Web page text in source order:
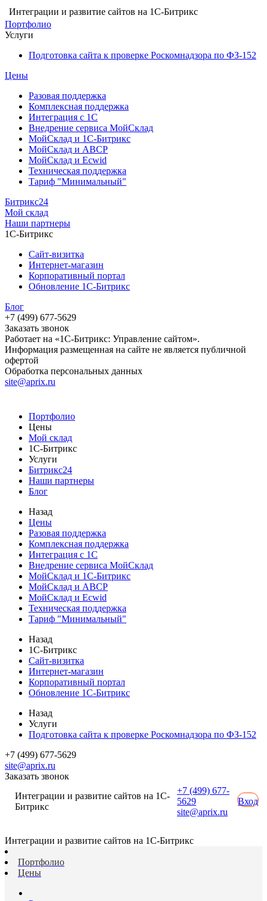
Интеграции и развитие сайтов на 1С-Битрикс
Портфолио
Услуги
Подготовка сайта к проверке Роскомнадзора по ФЗ-152
Цены
Разовая поддержка
Комплексная поддержка
Интеграция с 1С
Внедрение сервиса МойСклад
МойСклад и 1С-Битрикс
МойСклад и ABCP
МойСклад и Ecwid
Техническая поддержка
Тариф "Минимальный"
Битрикс24
Мой склад
Наши партнеры
1С-Битрикс
Сайт-визитка
Интернет-магазин
Корпоративный портал
Обновление 1С-Битрикс
Блог
+7 (499) 677-5629
Заказать звонок
Работает на «1С-Битрикс: Управление сайтом».
Информация размещенная на сайте не является публичной
офертой
Обработка персональных данных
site@aprix.ru
Портфолио
Цены
Мой склад
1С-Битрикс
Услуги
Битрикс24
Наши партнеры
Блог
Назад
Цены
Разовая поддержка
Комплексная поддержка
Интеграция с 1С
Внедрение сервиса МойСклад
МойСклад и 1С-Битрикс
МойСклад и ABCP
МойСклад и Ecwid
Техническая поддержка
Тариф "Минимальный"
Назад
1С-Битрикс
Сайт-визитка
Интернет-магазин
Корпоративный портал
Обновление 1С-Битрикс
Назад
Услуги
Подготовка сайта к проверке Роскомнадзора по ФЗ-152
+7 (499) 677-5629
site@aprix.ru
Заказать звонок
Интеграции и развитие сайтов на 1С-
Битрикс
+7 (499) 677-
5629
site@aprix.ru
Вход
Интеграции и развитие сайтов на 1С-Битрикс
Портфолио
Цены